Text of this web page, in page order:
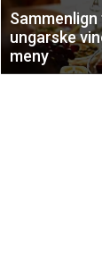
ungarske
meny